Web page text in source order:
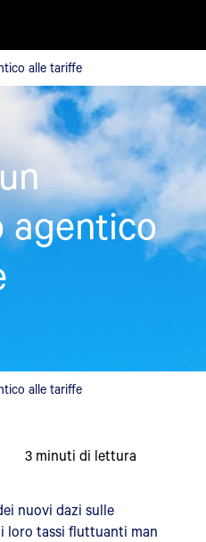
alle tariffe
alle tariffe
agentico
alle tariffe
3 minuti di lettura
nuovi dazi sulle
loro tassi fluttuanti man